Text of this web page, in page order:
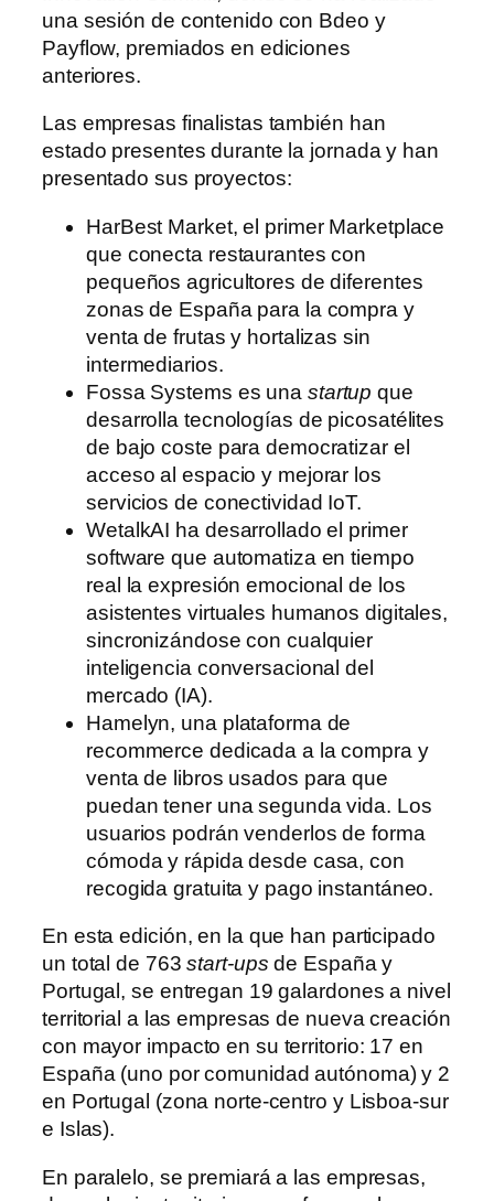
una sesión de contenido con Bdeo y
Payflow, premiados en ediciones
anteriores.
Las empresas finalistas también han
estado presentes durante la jornada y han
presentado sus proyectos:
HarBest Market, el primer Marketplace
que conecta restaurantes con
pequeños agricultores de diferentes
zonas de España para la compra y
venta de frutas y hortalizas sin
intermediarios.
Fossa Systems es una startup que
desarrolla tecnologías de picosatélites
de bajo coste para democratizar el
acceso al espacio y mejorar los
servicios de conectividad IoT.
WetalkAI ha desarrollado el primer
software que automatiza en tiempo
real la expresión emocional de los
asistentes virtuales humanos digitales,
sincronizándose con cualquier
inteligencia conversacional del
mercado (IA).
Hamelyn, una plataforma de
recommerce dedicada a la compra y
venta de libros usados para que
puedan tener una segunda vida. Los
usuarios podrán venderlos de forma
cómoda y rápida desde casa, con
recogida gratuita y pago instantáneo.
En esta edición, en la que han participado
un total de 763start-ups de España y
Portugal, se entregan 19 galardones a nivel
territorial a las empresas de nueva creación
con mayor impacto en su territorio: 17 en
España (uno por comunidad autónoma) y 2
en Portugal (zona norte-centro y Lisboa-sur
e Islas).
En paralelo, se premiará a las empresas,